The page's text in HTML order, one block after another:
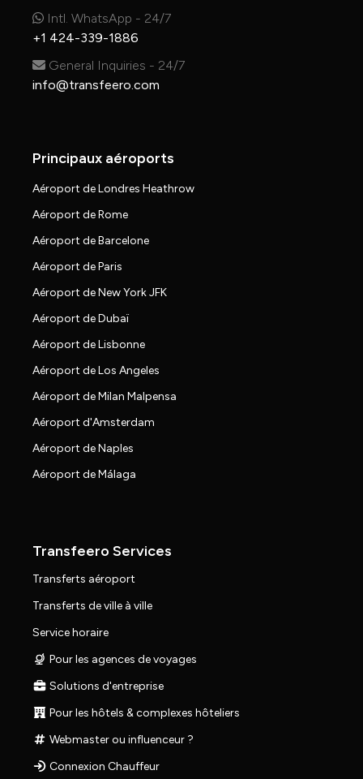
Intl. WhatsApp - 24/7
+1 424-339-1886
General Inquiries - 24/7
info@transfeero.com
Principaux aéroports
Aéroport de Londres Heathrow
Aéroport de Rome
Aéroport de Barcelone
Aéroport de Paris
Aéroport de New York JFK
Aéroport de Dubaï
Aéroport de Lisbonne
Aéroport de Los Angeles
Aéroport de Milan Malpensa
Aéroport d'Amsterdam
Aéroport de Naples
Aéroport de Málaga
Transfeero Services
Transferts aéroport
Transferts de ville à ville
Service horaire
Pour les agences de voyages
Solutions d'entreprise
Pour les hôtels & complexes hôteliers
Webmaster ou influenceur ?
Connexion Chauffeur